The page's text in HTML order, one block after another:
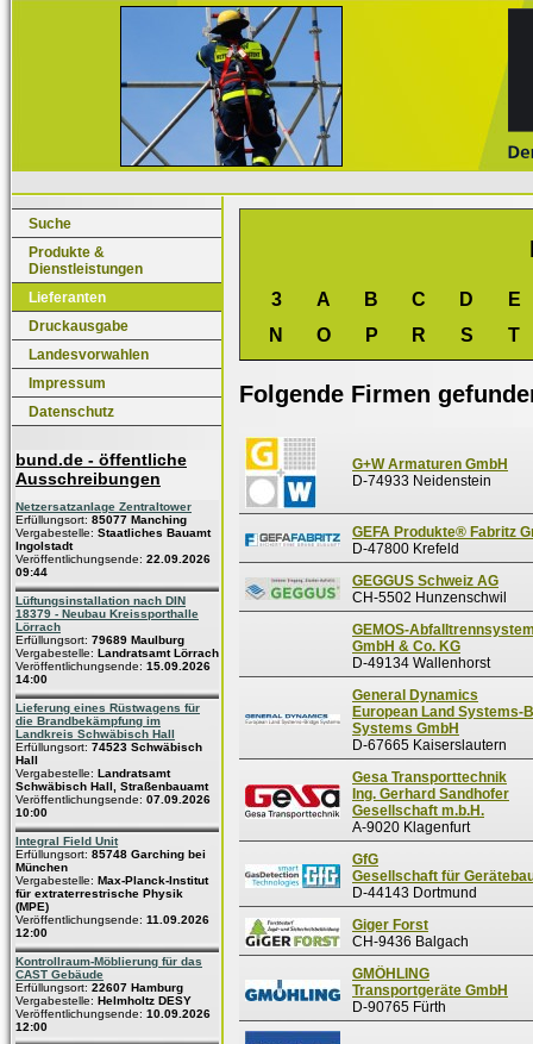
Suche
Produkte &
Dienstleistungen
Lieferanten
Druckausgabe
Landesvorwahlen
Impressum
Datenschutz
bund.de - öffentliche
Ausschreibungen
Netzersatzanlage Zentraltower
Erfüllungsort: 85077 Manching
Vergabestelle: Staatliches Bauamt
Ingolstadt
Veröffentlichungsende: 22.09.2026
09:44
Lüftungsinstallation nach DIN
18379 - Neubau Kreissporthalle
Lörrach
Erfüllungsort: 79689 Maulburg
Vergabestelle: Landratsamt Lörrach
Veröffentlichungsende: 15.09.2026
14:00
Lieferung eines Rüstwagens für
die Brandbekämpfung im
Landkreis Schwäbisch Hall
Erfüllungsort: 74523 Schwäbisch
Hall
Vergabestelle: Landratsamt
Schwäbisch Hall, Straßenbauamt
Veröffentlichungsende: 07.09.2026
10:00
Integral Field Unit
Erfüllungsort: 85748 Garching bei
München
Vergabestelle: Max-Planck-Institut
für extraterrestrische Physik
(MPE)
Veröffentlichungsende: 11.09.2026
12:00
Kontrollraum-Möblierung für das
CAST Gebäude
Erfüllungsort: 22607 Hamburg
Vergabestelle: Helmholtz DESY
Veröffentlichungsende: 10.09.2026
12:00
3 A B C D
E
N
O P R S T
Folgende Firmen
G+W Armaturen GmbH
D-74933 Neidenstein
GEFA Produkte® Fabritz
D-47800 Krefeld
GEGGUS Schweiz AG
CH-5502 Hunzenschwil
GEMOS-
GmbH & Co. KG
D-49134 Wallenhorst
General Dynamics
European Land Systems-
Systems GmbH
D-67665 Kaiserslautern
Gesa Transporttechnik
Ing. Gerhard Sandhofer
Gesellschaft m.b.H.
A-9020 Klagenfurt
GfG
Gesellschaft für
D-44143 Dortmund
Giger Forst
CH-9436 Balgach
GMÖHLING
Transportgeräte GmbH
D-90765 Fürth